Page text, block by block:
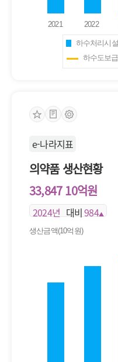
하수처리시
하수도보
e-나라지표
의약품 생산현황
33,847 10억원
2024년 대비984▲
생산금액(10억원)